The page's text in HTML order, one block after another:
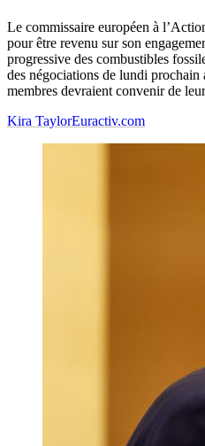
Le commissaire européen à
pour être revenu sur son
progressive des combustibles
des négociations de lundi prochain
membres devraient convenir de
Kira TaylorEuractiv.com